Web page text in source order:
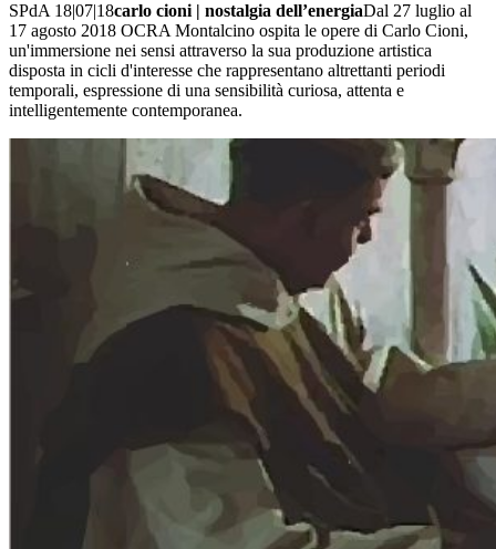
SPdA 18|07|18carlo cioni | nostalgia dell’energiaDal 27 luglio al
17 agosto 2018 OCRA Montalcino ospita le opere di Carlo Cioni,
un'immersione nei sensi attraverso la sua produzione artistica
disposta in cicli d'interesse che rappresentano altrettanti periodi
temporali, espressione di una sensibilità curiosa, attenta e
intelligentemente contemporanea.